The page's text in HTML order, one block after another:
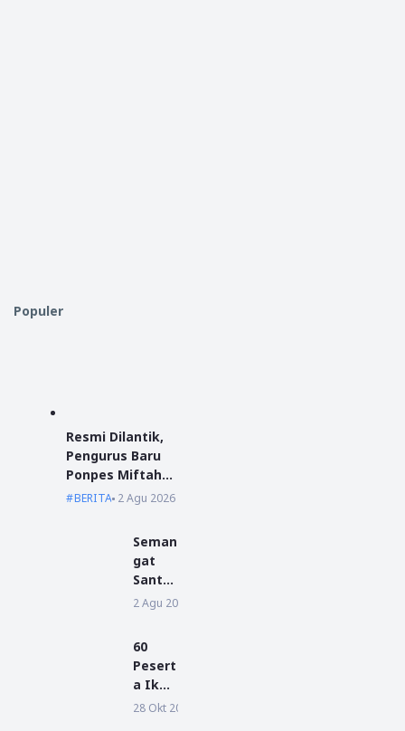
Populer
Resmi Dilantik,
Pengurus Baru
Ponpes Miftahul
Ulum Siap Emban
BERITA 2 Agu 2026
Seman
gat
Santri
Baru
di
Ponpe
s
Miftah
BERITA
2 Agu 2026
60
Pesert
a Ikuti
Agend
BERITA
28 Okt 2019